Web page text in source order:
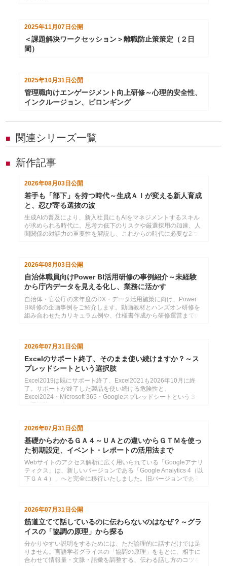
2025年11月07日公開
＜課題解決ワークセッション＞離職防止策策定（２日
間）
2025年10月31日公開
管理職向けエンゲージメント向上研修～心理的安全性、
インクルージョン、ビロンギング
■ 関連シリーズ一覧
■ 新作記事
2026年08月03日公開
若手も「部下」を持つ時代～生成ＡＩが変える新人育成
と、忍び寄る選抜の波
生成AIの普及により、新入社員にもAIをマネジメントするスキル
が求められる時代に。思考力低下のリスクや厳選採用の加速、人
間関係の対話力の重要性を解説し、これからの時代に必要な2つ
2026年08月03日 公開
自治体職員向けPower BI活用研修の事例紹介～未経験
から庁内データを見える化し、業務に活かす
自治体・官公庁の来年度のDX・データ活用施策に向け、Power
BI研修の企画事例をご紹介します。動画教材とハンズオン研修を
組み合わせたカリキュラム例や、仕様書作成から研修運営までの
2026年07月31日 公開
Excelのサポート終了、そのまま使い続けますか？～ス
プレッドシートという選択肢
Excel2019は既にサポート終了、Excel2021も2026年10月に終
了。サポートが終了した製品を使い続ける危険性と、
Excel2024・Microsoft 365・Googleスプレッドシートという３つ
2026年07月31日公開
基礎からわかるＧＡ４～ＵＡとの違いからＧＴＭを使っ
た初期設定、イベント・レポートの活用法まで
Webサイトのアクセス解析に広く用いられている「Googleアナリ
ティクス」は、新しいバージョンである「Google Analytics 4（以
下ＧＡ４）」へと完全に移行いたしました。旧バージョンである
2026年07月31日 公開
筋道立てて話しているのに伝わらないのはなぜ？～グラ
イスの「協調の原理」から探る
分かりやすい説明をするためには、ただ論理的に話すだけでは足
りません。言語学者グライスの「協調の原理」をもとに、相手に
合わせて情報量・文脈・語彙を調整する、伝わる話し方のコツを